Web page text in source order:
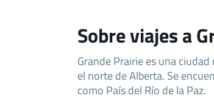
Sobre viajes a
Grande Prairie es una
el norte de Alberta. Se
como País del Río de la Paz.